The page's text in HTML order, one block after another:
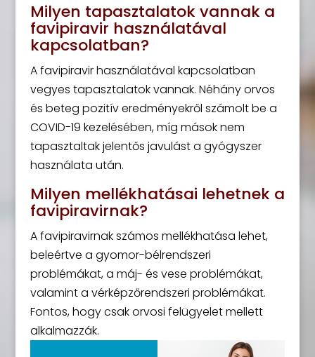
Milyen tapasztalatok vannak a
favipiravir használatával
kapcsolatban?
A favipiravir használatával kapcsolatban
vegyes tapasztalatok vannak. Néhány orvos
és beteg pozitív eredményekről számolt be a
COVID-19 kezelésében, míg mások nem
tapasztaltak jelentős javulást a gyógyszer
használata után.
Milyen mellékhatásai lehetnek a
favipiravirnak?
A favipiravirnak számos mellékhatása lehet,
beleértve a gyomor-bélrendszeri
problémákat, a máj- és vese problémákat,
valamint a vérképzőrendszeri problémákat.
Fontos, hogy csak orvosi felügyelet mellett
alkalmazzák.